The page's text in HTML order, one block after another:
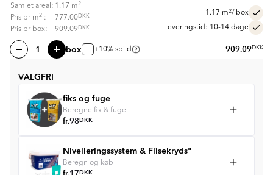
Samlet areal: 1.17 m 2
Pris pr m 2 : 777.00DKK
Pris pr box: 909.09DKK
1.17 m2/ box
Leveringstid: 10-14 dage
box +10% spild 909.09DKK
VALGFRI
fiks og fuge
Beregne fix & fuge
fr.98DKK
Nivelleringssystem & Flisekryds"
Beregn og køb
DKK